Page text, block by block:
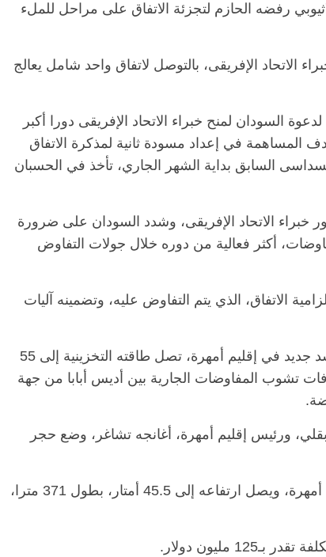
رفضه الحازم لتجزئة الاتفاق على مراحل للملء
الاتحاد الإفريقى، بالتوصل لاتفاق واحد شامل يعالج
السودان لمنح خبراء الاتحاد الإفريقى دورا أكبر
المساهمة في إعداد مسودة ثانية لمذكرة الاتفاق
السابق بداية الشهر الجاري، تأخذ في الحسبان
الاتحاد الإفريقى، وشدد السودان على ضرورة
أكثر فعالية من دوره خلال جولات التفاوض
الاتفاق، الذي يتم التفاوض عليه، وتضمينه آليات
وأعلنت إثيوبيا، أمس السبت، وضع حجر الأساس لسد جديد في إقليم أمهرة، تصل طاقته التخزينية إلى 55
تشوب المفاوضات الجارية بين أديس أبابا من جهة
ورئيس إقليم أمهرة، أغانجه تشاغر، وضع حجر
ويقع سد “أجما شاشا” في منطقة شمال شوا بإقليم أمهرة، ويصل ارتفاعه إلى 45.5 أمتار، بطول 371 مترا،
مليون دولار.